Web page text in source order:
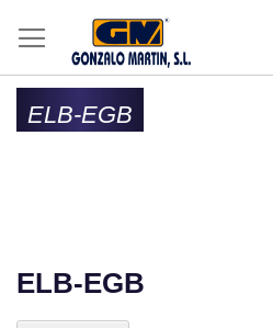
ELB-EGB
ELB-EGB